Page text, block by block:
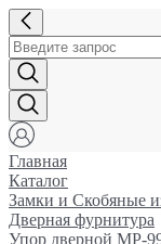
Главная
Каталог
Замки и Cкобяные
Дверная фурнитура
Упор дверной МР-